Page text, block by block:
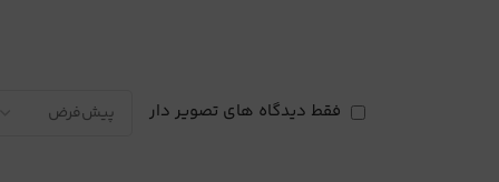
فقط دیدگاه های تصویر دار